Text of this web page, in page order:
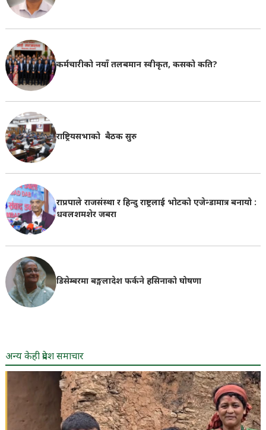
कर्मचारीको नयाँ तलबमान स्वीकृत, कसको कति?
राष्ट्रियसभाको बैठक सुरु
राप्रपाले राजसंस्था र हिन्दु राष्ट्रलाई भोटको एजेन्डामात्र बनायो :
धवलशमशेर जबरा
डिसेम्बरमा बङ्गलादेश फर्कने हसिनाको घोषणा
अन्य केही प्रदेश समाचार